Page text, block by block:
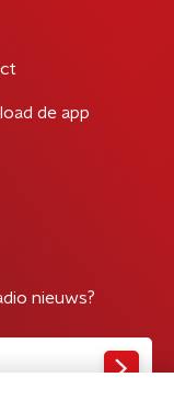
de app
nieuws?